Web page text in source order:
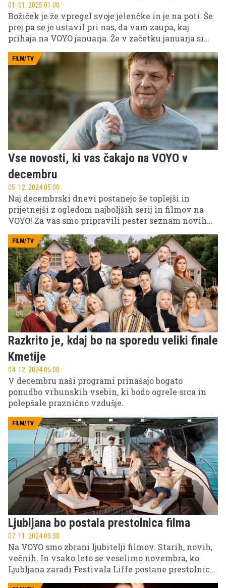
01. 01. 2025 01.00
Božiček je že vpregel svoje jelenčke in je na poti. Še
prej pa se je ustavil pri nas, da vam zaupa, kaj
prihaja na VOYO januarja. Že v začetku januarja si
Druga ljubezen, v začetku januarja pa se bomo
nasmejali ob novem resničnostnem šovu Otok
hudih tipov: Avstralija. Tukaj pa je tudi kup dobrih
filmov, ki jih ne smete zamuditi. Kot recimo Hiša
Gucci z Lady Gago v glavni vlogi, pa klasika
Memento in drugi.
FILM/TV
Vse novosti, ki vas čakajo na VOYO v
decembru
05. 12. 2024 05.00
Naj decembrski dnevi postanejo še toplejši in
prijetnejši z ogledom najboljših serij in filmov na
VOYO! Za vas smo pripravili pester seznam novih
FILM/TV
Razkrito je, kdaj bo na sporedu veliki finale
Kmetije
04. 12. 2024 05.00
V decembru naši programi prinašajo bogato
ponudbo vrhunskih vsebin, ki bodo ogrele srca in
polepšale praznično vzdušje.
FILM/TV
Ljubljana bo postala prestolnica filma
07. 11. 2024 03.30
Na VOYO smo zbrani ljubitelji filmov. Starih, novih,
večnih. In vsako leto se veselimo novembra, ko
Ljubljana zaradi Festivala Liffe postane prestolnica